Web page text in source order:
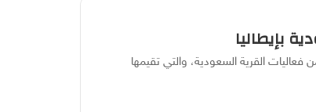
بإيطاليا
القرية السعودية، والتي تقيمها